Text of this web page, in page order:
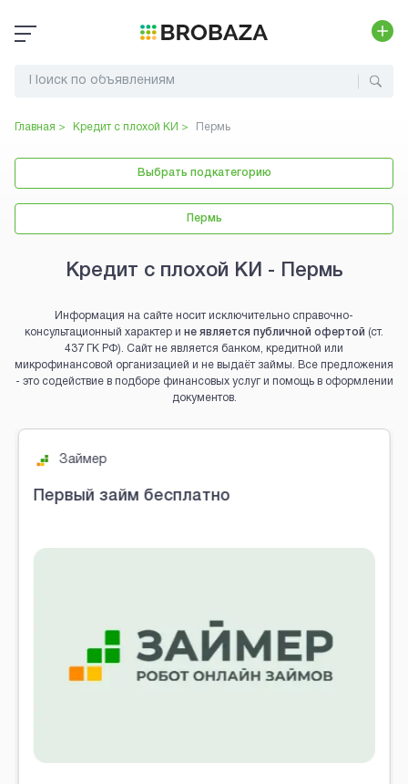
Главная > Кредит с плохой КИ > Пермь
Выбрать подкатегорию
Пермь
Кредит с плохой КИ - Пермь
Информация на сайте носит исключительно справочно-
консультационный характер и не является публичной офертой (ст.
437 ГК РФ). Сайт не является банком, кредитной или
микрофинансовой организацией и не выдаёт займы. Все предложения
- это содействие в подборе финансовых услуг и помощь в оформлении
документов.
Brobaza - VIP-объявления
Займер
Первый займ бесплатно